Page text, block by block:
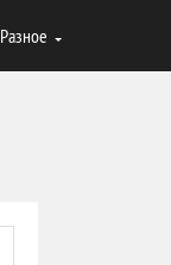
Разное